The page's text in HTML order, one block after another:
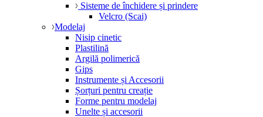
Sisteme de închidere și prindere
Velcro (Scai)
Modelaj
Nisip cinetic
Plastilină
Argilă polimerică
Gips
Instrumente și Accesorii
Șorțuri pentru creație
Forme pentru modelaj
Unelte și accesorii